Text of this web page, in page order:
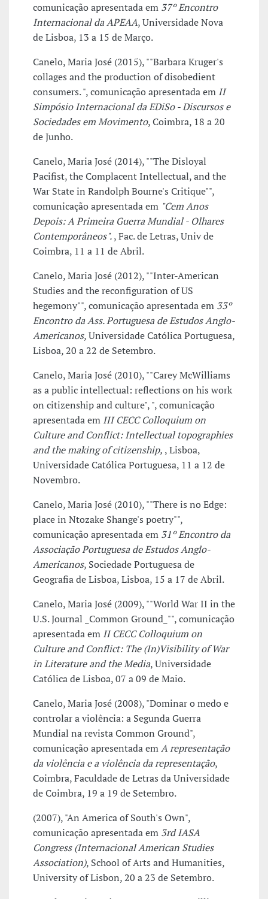
comunicação apresentada em 37º Encontro
Internacional da APEAA, Universidade Nova
de Lisboa, 13 a 15 de Março.
Canelo, Maria José (2015), ""Barbara Kruger's
collages and the production of disobedient
consumers. ", comunicação apresentada em II
Simpósio Internacional da EDiSo - Discursos e
Sociedades em Movimento, Coimbra, 18 a 20
de Junho.
Canelo, Maria José (2014), ""The Disloyal
Pacifist, the Complacent Intellectual, and the
War State in Randolph Bourne's Critique"",
comunicação apresentada em "Cem Anos
Depois: A Primeira Guerra Mundial - Olhares
Contemporâneos"., Fac. de Letras, Univ de
Coimbra, 11 a 11 de Abril.
Canelo, Maria José (2012), ""Inter-American
Studies and the reconfiguration of US
hegemony"", comunicação apresentada em 33º
Encontro da Ass. Portuguesa de Estudos Anglo-
Americanos, Universidade Católica Portuguesa,
Lisboa, 20 a 22 de Setembro.
Canelo, Maria José (2010), ""Carey McWilliams
as a public intellectual: reflections on his work
on citizenship and culture", ", comunicação
apresentada em III CECC Colloquium on
Culture and Conflict: Intellectual topographies
and the making of citizenship, , Lisboa,
Universidade Católica Portuguesa, 11 a 12 de
Novembro.
Canelo, Maria José (2010), ""There is no Edge:
place in Ntozake Shange's poetry"",
comunicação apresentada em 31º Encontro da
Associação Portuguesa de Estudos Anglo-
Americanos, Sociedade Portuguesa de
Geografia de Lisboa, Lisboa, 15 a 17 de Abril.
Canelo, Maria José (2009), ""World War II in the
U.S. Journal _Common Ground_"", comunicação
apresentada em II CECC Colloquium on
Culture and Conflict: The (In)Visibility of War
in Literature and the Media, Universidade
Católica de Lisboa, 07 a 09 de Maio.
Canelo, Maria José (2008), "Dominar o medo e
controlar a violência: a Segunda Guerra
Mundial na revista Common Ground",
comunicação apresentada emA representação
da violência e a violência da representação,
Coimbra, Faculdade de Letras da Universidade
de Coimbra, 19 a 19 de Setembro.
(2007), "An America of South's Own",
comunicação apresentada em 3rd IASA
Congress (Internacional American Studies
Association), School of Arts and Humanities,
University of Lisbon, 20 a 23 de Setembro.